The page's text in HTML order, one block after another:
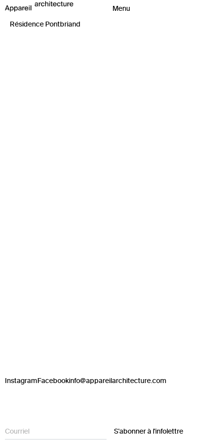
Résidence Pontbriand
InstagramFacebookinfo@appareilarchitecture.com
S'abonner à l'infolettre